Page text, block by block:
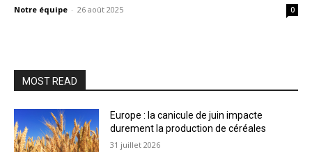
Notre équipe - 26 août 2025 0
MOST READ
Europe : la canicule de juin impacte
durement la production de céréales
31 juillet 2026